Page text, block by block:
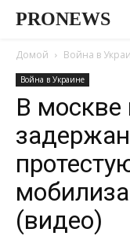
PRONEWS
Домой Война в
Война в Украине
В москве
(видео)